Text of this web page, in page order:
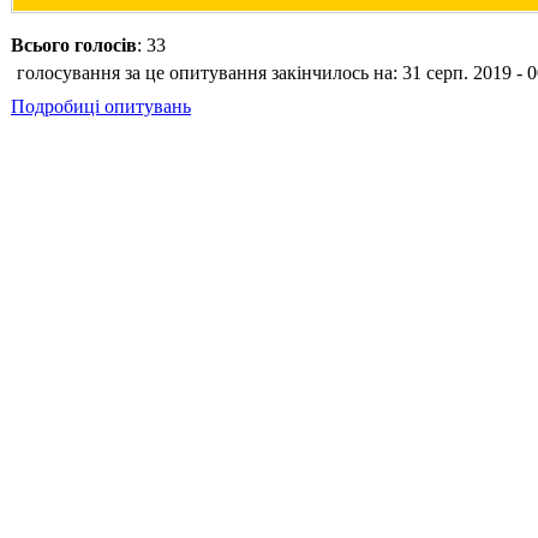
Всього голосів: 33
голосування за це опитування закінчилось на: 31 серп. 2019 -
Подробиці опитувань